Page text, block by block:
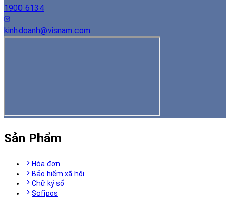
1900 6134
kinhdoanh@visnam.com
Sản Phẩm
Hóa đơn
Bảo hiểm xã hội
Chữ ký số
Sofipos